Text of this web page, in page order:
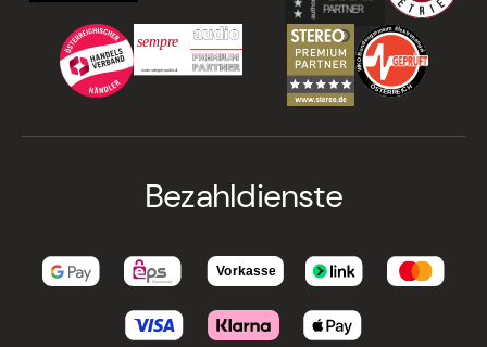
Bezahldienste